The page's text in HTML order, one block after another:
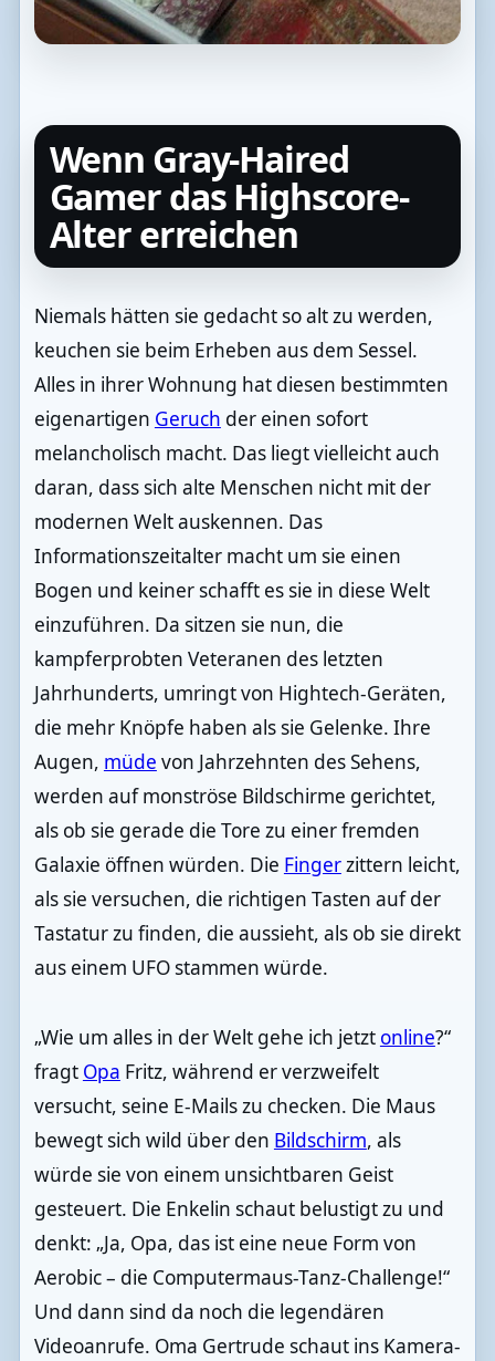
Wenn Gray-Haired
Gamer das Highscore-
Alter erreichen
Niemals hätten sie gedacht so alt zu werden,
keuchen sie beim Erheben aus dem Sessel.
Alles in ihrer Wohnung hat diesen bestimmten
eigenartigen Geruch der einen sofort
melancholisch macht. Das liegt vielleicht auch
daran, dass sich alte Menschen nicht mit der
modernen Welt auskennen. Das
Informationszeitalter macht um sie einen
Bogen und keiner schafft es sie in diese Welt
einzuführen. Da sitzen sie nun, die
kampferprobten Veteranen des letzten
Jahrhunderts, umringt von Hightech-Geräten,
die mehr Knöpfe haben als sie Gelenke. Ihre
Augen, müde von Jahrzehnten des Sehens,
werden auf monströse Bildschirme gerichtet,
als ob sie gerade die Tore zu einer fremden
Galaxie öffnen würden. Die Fingerzittern leicht,
als sie versuchen, die richtigen Tasten auf der
Tastatur zu finden, die aussieht, als ob sie direkt
aus einem UFO stammen würde.
„Wie um alles in der Welt gehe ich jetzt online?“
fragt Opa Fritz, während er verzweifelt
versucht, seine E-Mails zu checken. Die Maus
bewegt sich wild über den Bildschirm, als
würde sie von einem unsichtbaren Geist
gesteuert. Die Enkelin schaut belustigt zu und
denkt: „Ja, Opa, das ist eine neue Form von
Aerobic – die Computermaus-Tanz-Challenge!“
Und dann sind da noch die legendären
Videoanrufe. Oma Gertrude schaut ins Kamera-